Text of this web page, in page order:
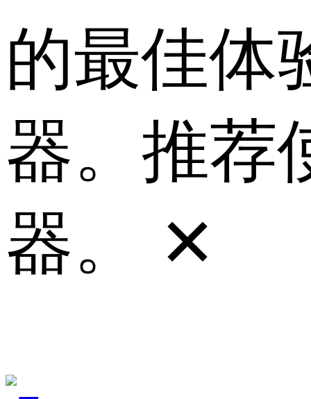
的最佳体
器。推荐
器。
✕